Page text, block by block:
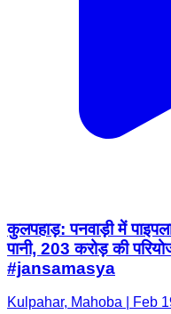
कुलपहाड़: पनवाड़ी में
पानी, 203 करोड़ की
#jansamasya
Kulpahar, Mahoba | Feb